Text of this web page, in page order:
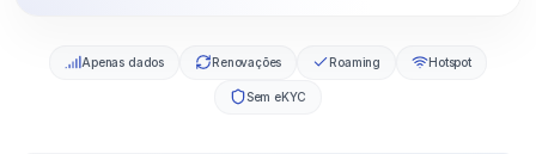
Apenas dados Renovações Roaming Hotspot
Sem eKYC